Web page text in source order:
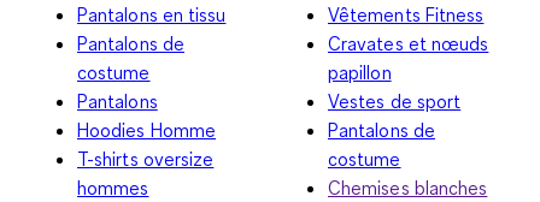
Pantalons en tissu
Pantalons de
costume
Pantalons
Hoodies Homme
T-shirts oversize
hommes
Vêtements Fitness
Cravates et nœuds
papillon
Vestes de sport
Pantalons de
costume
Chemises blanches